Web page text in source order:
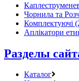
Чорнила та
Комплектуючі
Аплікатори
Разделы
Каталог